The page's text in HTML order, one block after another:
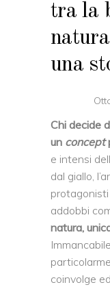
tra la
una
Chi decide
un concept
e intensi
dal giallo,
addobbi
natura,
coinvolge